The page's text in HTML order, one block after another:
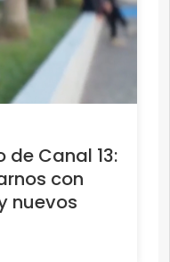
de Canal 13:
con
nuevos